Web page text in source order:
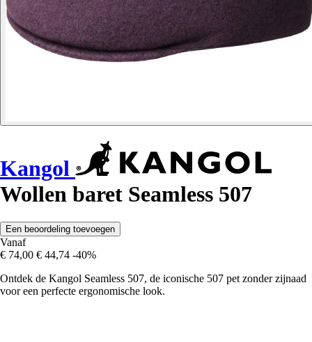
Kangol
Wollen baret Seamless 507
Een beoordeling toevoegen
Vanaf
€ 74,00 € 44,74 -40%
Ontdek de Kangol Seamless 507, de iconische 507 pet zonder zijnaad
voor een perfecte ergonomische look.